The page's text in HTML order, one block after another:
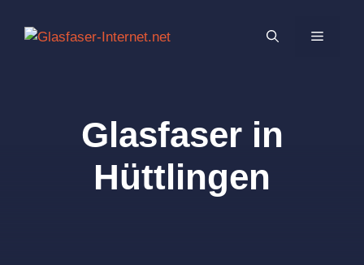
Inhalt
MENÜ
Glasfaser in
Hüttlingen